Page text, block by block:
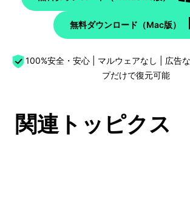
無料ダウンロード（Mac版）
100%安全・安心 | マルウェアなし | 広
プだけで復元可能
関連トッピクス